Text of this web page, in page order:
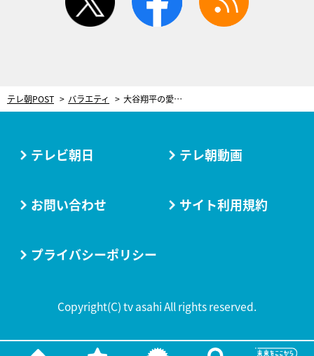
テレ朝POST バラエティ 大谷翔平の愛犬・デコピンは「一生に1頭いるか」ドッグトレーナーがそのすごさを解説
テレビ朝日 テレ朝動画
お問い合わせ サイト利用規約
プライバシーポリシー
Copyright(C) tv asahi All rights reserved.